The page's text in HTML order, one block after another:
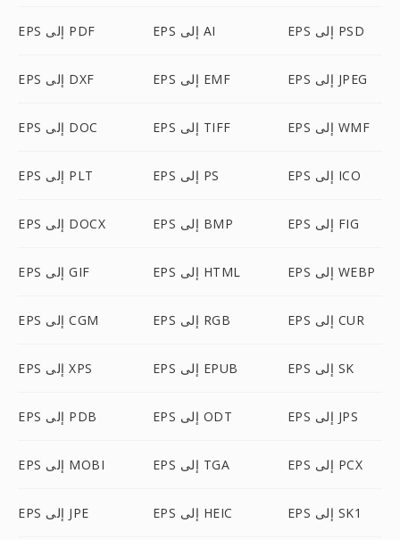
EPS إلى PDF EPS إلى AI EPS إلى PSD
EPS إلى DXF EPS إلى EMF EPS إلى JPEG
EPS إلى DOC EPS إلى TIFF EPS إلى WMF
EPS إلى PLT EPS إلى PS EPS إلى ICO
EPS إلى DOCX EPS إلى BMP EPS إلى FIG
EPS إلى GIF EPS إلى HTML EPS إلى WEBP
EPS إلى CGM EPS إلى RGB EPS إلى CUR
EPS إلى XPS EPS إلى EPUB EPS إلى SK
EPS إلى PDB EPS إلى ODT EPS إلى JPS
EPS إلى MOBI EPS إلى TGA EPS إلى PCX
EPS إلى JPE EPS إلى HEIC EPS إلى SK1